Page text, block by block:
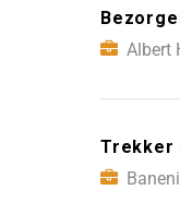
Albert
Trekker